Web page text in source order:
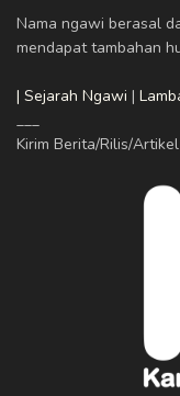
Nama ngawi berasal
mendapat tambahan
| Sejarah Ngawi |
___
Kirim Berita/Rilis/